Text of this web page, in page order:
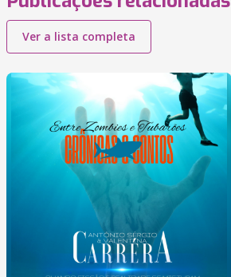
Ver a lista completa